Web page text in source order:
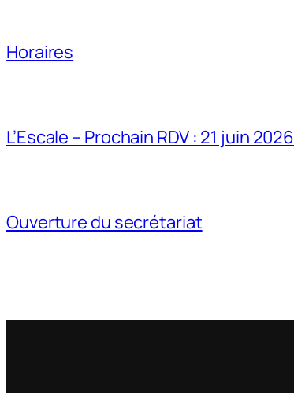
Horaires
L’Escale – Prochain RDV : 21 juin 2026
Ouverture du secrétariat